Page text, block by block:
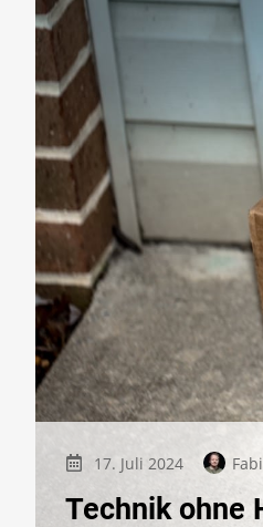
17. Juli 2024
Technik ohne